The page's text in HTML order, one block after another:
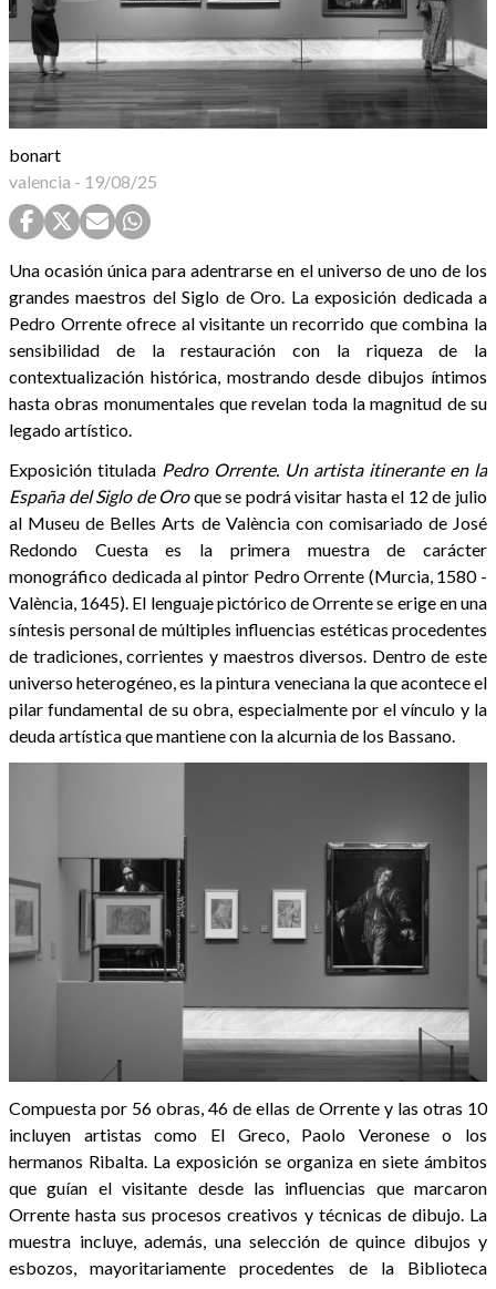
bonart
valencia - 19/08/25
Una ocasión única para adentrarse en el universo de uno de los
grandes maestros del Siglo de Oro. La exposición dedicada a
Pedro Orrente ofrece al visitante un recorrido que combina la
sensibilidad de la restauración con la riqueza de la
contextualización histórica, mostrando desde dibujos íntimos
hasta obras monumentales que revelan toda la magnitud de su
legado artístico.
Exposición titulada Pedro Orrente. Un artista itinerante en la
España del Siglo de Oroque se podrá visitar hasta el 12 de julio
al Museu de Belles Arts de València con comisariado de José
Redondo Cuesta es la primera muestra de carácter
monográfico dedicada al pintor Pedro Orrente (Murcia, 1580 -
València, 1645). El lenguaje pictórico de Orrente se erige en una
síntesis personal de múltiples influencias estéticas procedentes
de tradiciones, corrientes y maestros diversos. Dentro de este
universo heterogéneo, es la pintura veneciana la que acontece el
pilar fundamental de su obra, especialmente por el vínculo y la
deuda artística que mantiene con la alcurnia de los Bassano.
Compuesta por 56 obras, 46 de ellas de Orrente y las otras 10
incluyen artistas como El Greco, Paolo Veronese o los
hermanos Ribalta. La exposición se organiza en siete ámbitos
que guían el visitante desde las influencias que marcaron
Orrente hasta sus procesos creativos y técnicas de dibujo. La
muestra incluye, además, una selección de quince dibujos y
esbozos, mayoritariamente procedentes de la Biblioteca